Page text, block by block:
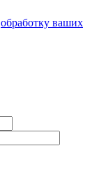
обработку ваших